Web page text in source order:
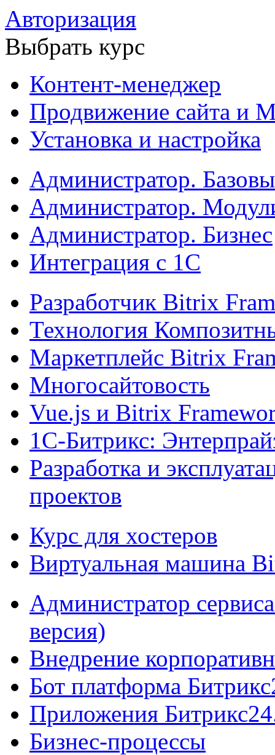
Авторизация
Выбрать курс
Контент-менеджер
Продвижение сайта и
Установка и настройка
Администратор.
Администратор.
Администратор. Бизнес
Интеграция с 1С
Разработчик Bitrix
Технология
Маркетплейс Bitrix
Многосайтовость
Vue.js и Bitrix
1С-Битрикс:
Разработка и
проектов
Курс для хостеров
Виртуальная машина
Администратор
версия)
Внедрение
Бот платформа
Приложения
Бизнес-процессы